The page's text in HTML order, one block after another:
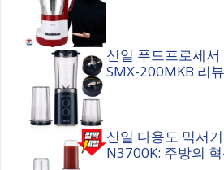
신일 푸드프로세서
SMX-200MKB 리뷰
신일 다용도 믹서
N3700K: 주방의